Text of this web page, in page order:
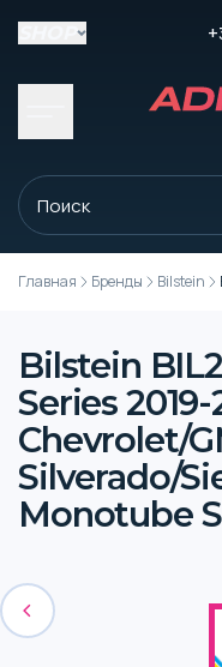
Главная Бренды Bilstein
Bilstein
Series
Chevrolet/
Silverado/
Monotube